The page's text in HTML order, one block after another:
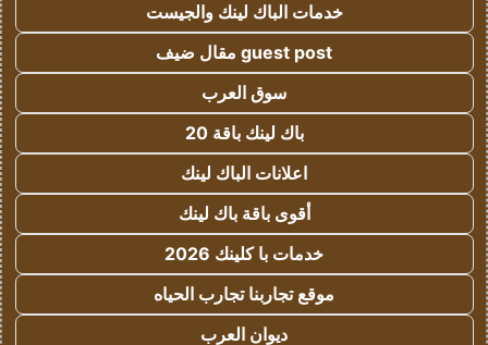
خدمات الباك لينك والجيست
guest post مقال ضيف
سوق العرب
باك لينك باقة 20
اعلانات الباك لينك
أقوى باقة باك لينك
خدمات با كلينك 2026
موقع تجاربنا تجارب الحياه
ديوان العرب